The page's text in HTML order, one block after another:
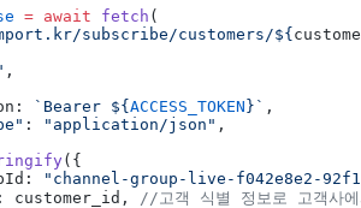
= await fetch (
subscribe/customers/${
,
`Bearer ${ ACCESS_TOKEN }` ,
: "application/json" ,
({
"channel-group-live-f042e8e2-
customer_id,
//고객 식별 정보로 고객사